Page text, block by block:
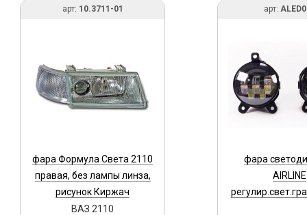
арт: 10.3711-01
фара Формула Света 2110
правая, без лампы линза,
рисунок Киржач
ВАЗ 2110
арт:
фара
AIRLINE